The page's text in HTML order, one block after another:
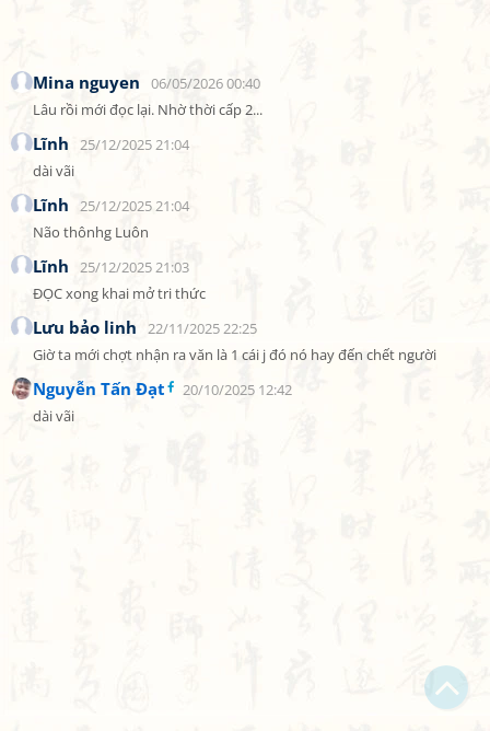
Mina nguyen
06/05/2026 00:40
Lâu rồi mới đọc lại. Nhờ thời cấp 2...
Lĩnh
25/12/2025 21:04
dài vãi
Lĩnh
25/12/2025 21:04
Não thônhg Luôn
Lĩnh
25/12/2025 21:03
ĐỌC xong khai mở tri thức
Lưu bảo linh
22/11/2025 22:25
Giờ ta mới chợt nhận ra văn là 1 cái j đó nó hay đến chết người
Nguyễn Tấn Đạt
20/10/2025 12:42
dài vãi